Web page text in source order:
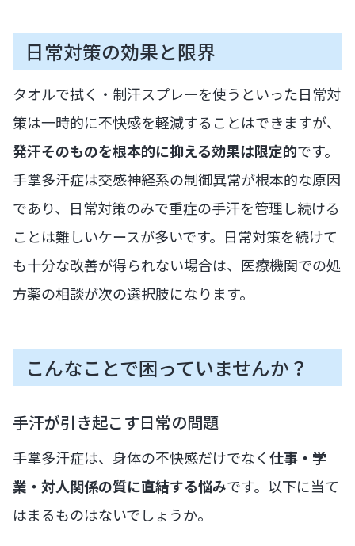
日常対策の効果と限界
タオルで拭く・制汗スプレーを使うといった日常対
策は一時的に不快感を軽減することはできますが、
発汗そのものを根本的に抑える効果は限定的です。
手掌多汗症は交感神経系の制御異常が根本的な原因
であり、日常対策のみで重症の手汗を管理し続ける
ことは難しいケースが多いです。日常対策を続けて
も十分な改善が得られない場合は、医療機関での処
方薬の相談が次の選択肢になります。
こんなことで困っていませんか？
手汗が引き起こす日常の問題
手掌多汗症は、身体の不快感だけでなく仕事・学
業・対人関係の質に直結する悩みです。以下に当て
はまるものはないでしょうか。